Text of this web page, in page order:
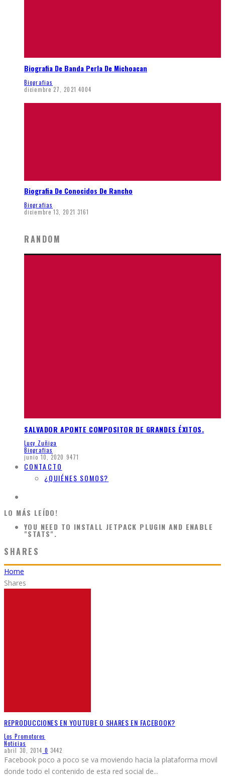
Biografia De Banda Perla De Michoacan
Biografias
diciembre 27, 2021 4004
Biografia De Conocidos De Rancho
Biografias
diciembre 13, 2021 3161
RANDOM
SALVADOR APONTE COMPOSITOR DE GRANDES ÉXITOS.
Lucy Zuñiga
Biografias
junio 10, 2020 9471
CONTACTO
¿QUIÉNES SOMOS?
LO MÁS LEÍDO!
YOU NEED TO INSTALL JETPACK PLUGIN AND ENABLE
"STATS".
SHARES
Home
Shares
REPRODUCCIONES EN YOUTUBE O SHARES EN FACEBOOK?
Los Promotores
Noticias
abril 30, 2014 0 3442
Facebook poco a poco se va moviendo hacia la plataforma movil
donde todo el contenido de esta red social de...